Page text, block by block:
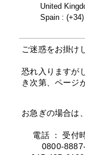
United
Spain :
ご迷惑をお掛け
恐れ入りますが
き次第、ページ
お急ぎの場合は
電話 ： 受付
0800-